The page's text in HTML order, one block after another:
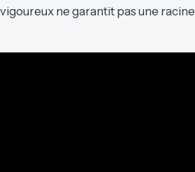
ne garantit pas une racine